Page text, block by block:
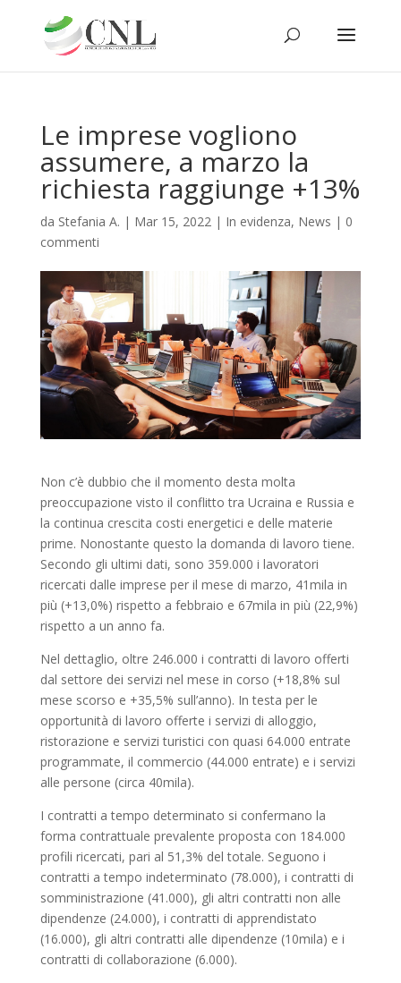
Le imprese vogliono
assumere, a marzo la
richiesta raggiunge +13%
da Stefania A. | Mar 15, 2022| In evidenza, News | 0
commenti
Non c’è dubbio che il momento desta molta
preoccupazione visto il conflitto tra Ucraina e Russia e
la continua crescita costi energetici e delle materie
prime. Nonostante questo la domanda di lavoro tiene.
Secondo gli ultimi dati, sono 359.000 i lavoratori
ricercati dalle imprese per il mese di marzo, 41mila in
più (+13,0%) rispetto a febbraio e 67mila in più (22,9%)
rispetto a un anno fa.
Nel dettaglio, oltre 246.000 i contratti di lavoro offerti
dal settore dei servizi nel mese in corso (+18,8% sul
mese scorso e +35,5% sull’anno). In testa per le
opportunità di lavoro offerte i servizi di alloggio,
ristorazione e servizi turistici con quasi 64.000 entrate
programmate, il commercio (44.000 entrate) e i servizi
alle persone (circa 40mila).
I contratti a tempo determinato si confermano la
forma contrattuale prevalente proposta con 184.000
profili ricercati, pari al 51,3% del totale. Seguono i
contratti a tempo indeterminato (78.000), i contratti di
somministrazione (41.000), gli altri contratti non alle
dipendenze (24.000), i contratti di apprendistato
(16.000), gli altri contratti alle dipendenze (10mila) e i
contratti di collaborazione (6.000).